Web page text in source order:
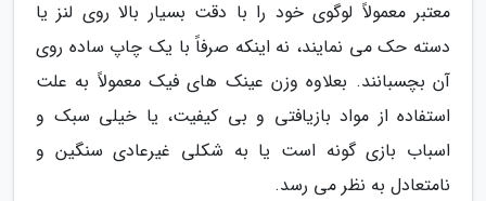
معتبر معمولاً لوگوی خود را با دقت بسیار بالا روی لنز یا
دسته حک می نمایند، نه اینکه صرفاً با یک چاپ ساده روی
آن بچسبانند. بعلاوه وزن عینک های فیک معمولاً به علت
استفاده از مواد بازیافتی و بی کیفیت، یا خیلی سبک و
اسباب بازی گونه است یا به شکلی غیرعادی سنگین و
نامتعادل به نظر می رسد.